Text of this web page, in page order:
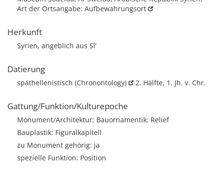
Art der Ortsangabe: Aufbewahrungsort
Herkunft
Syrien, angeblich aus Sî‘
Datierung
späthellenistisch (Chronontology) 2. Hälfte, 1. Jh. v. Chr.
Gattung/Funktion/Kulturepoche
Monument/Architektur; Bauornamentik; Relief
Bauplastik: Figuralkapitell
zu Monument gehörig: ja
spezielle Funktion: Position